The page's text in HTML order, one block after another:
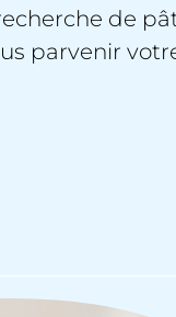
de
parvenir